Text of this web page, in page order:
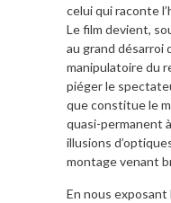
celui qui raconte
Le film devient,
au grand désarroi
manipulatoire du
piéger le
que constitue le
quasi-permanent
illusions
montage venant
En nous exposant